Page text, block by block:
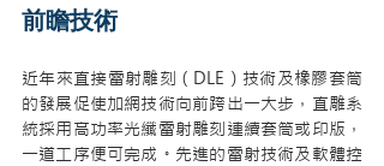
前瞻技術
近年來直接雷射雕刻（DLE）技術及橡膠套筒
的發展促使加網技術向前跨出一大步，直雕系
統採用高功率光纖雷射雕刻連續套筒或印版，
一道工序便可完成。先進的雷射技術及軟體控